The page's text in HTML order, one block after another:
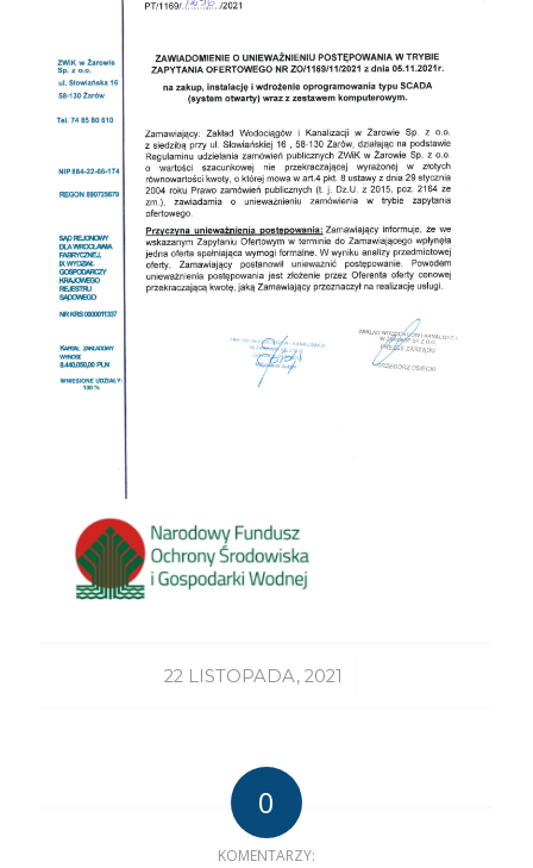
22 LISTOPADA, 2021
/
0
KOMENTARZY: